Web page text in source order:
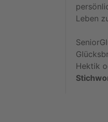
Leben
Hektik